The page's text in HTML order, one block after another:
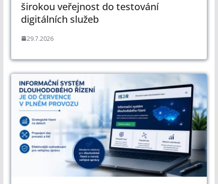
širokou veřejnost do testování
digitálních služeb
29.7.2026